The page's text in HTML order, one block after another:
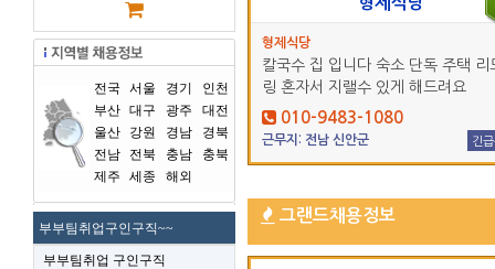
전국 서울 경기
인천
부산 대구 광주
대전
울산
강원 경남
경북
전남
전북 충남
충북
제주
세종 해외
부부팀취업구인구직~~
부부팀취업 구인구직
형제식당
칼국수 집 입니다 숙소 단독 주택 리
링 혼자서 지랠수 있게 해드려요
010-9483-1080
근무지: 전남 신안군 긴
그랜드채용정보